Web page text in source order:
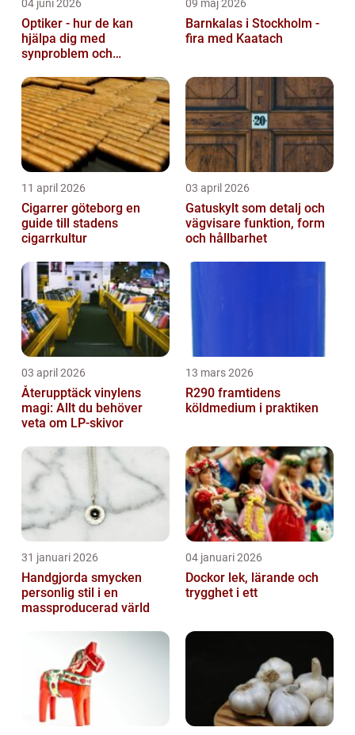
04 juni 2026
Optiker - hur de kan
hjälpa dig med
synproblem och
09 maj 2026
Barnkalas i Stockholm -
fira med Kaatach
11 april 2026
Cigarrer göteborg en
guide till stadens
cigarrkultur
03 april 2026
Gatuskylt som detalj och
vägvisare funktion, form
och hållbarhet
03 april 2026
Återupptäck vinylens
magi: Allt du behöver
veta om LP-skivor
13 mars 2026
R290 framtidens
köldmedium i praktiken
31 januari 2026
Handgjorda smycken
personlig stil i en
massproducerad värld
04 januari 2026
Dockor lek, lärande och
trygghet i ett